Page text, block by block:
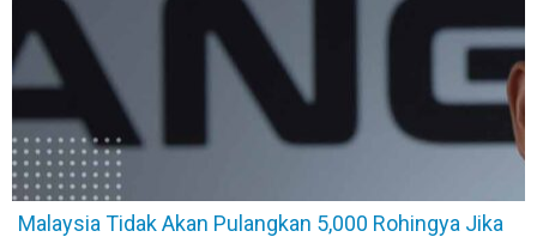
Malaysia Tidak Akan Pulangkan 5,000 Rohingya Jika